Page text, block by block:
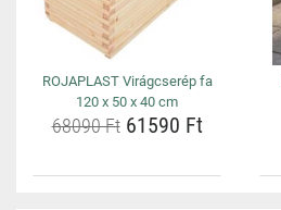
ROJAPLAST Virágcserép fa
120 x 50 x 40 cm
68090 Ft61590 Ft